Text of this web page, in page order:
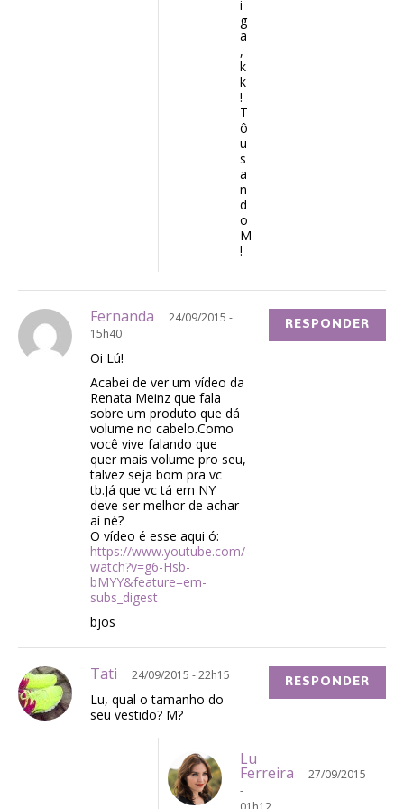
i
g
a
,
k
k
!
T
ô
u
s
a
n
d
o
M
!
Fernanda
24/09/2015 -
15h40
Oi Lú!
Acabei de ver um vídeo da
Renata Meinz que fala
sobre um produto que dá
volume no cabelo.Como
você vive falando que
quer mais volume pro seu,
talvez seja bom pra vc
tb.Já que vc tá em NY
deve ser melhor de achar
aí né?
O vídeo é esse aqui ó:
https://www.youtube.com/
watch?v=g6-Hsb-
bMYY&feature=em-
subs_digest
bjos
RESPONDER
Tati 24/09/2015 - 22h15
Lu, qual o tamanho do
seu vestido? M?
RESPONDER
Lu
Ferreira
27/09/2015
-